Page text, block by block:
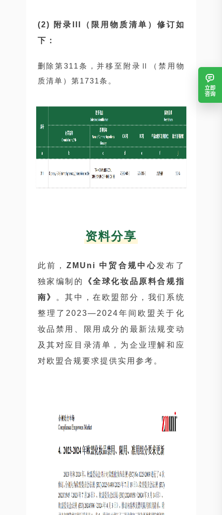
(2)
附录III（限用物质清单）修订如
下：
删除第311条，并移至附录Ⅱ（禁用物
质清单）第1731条。
资料分享
此前， ZMUni 中贸合规中心发布了
独家编制的
《全球化妆品原料合规指
南》
。其中，在欧盟部分，我们系统
整理了2023—2024年间欧盟关于化
妆品禁用、限用成分的最新法规变动
及其对应目录清单，为企业理解和应
对欧盟合规要求提供实用参考。
立即
咨询